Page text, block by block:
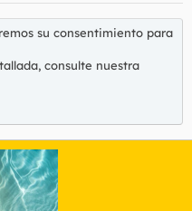
su consentimiento para
consulte nuestra